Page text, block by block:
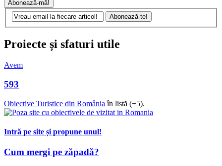
Proiecte și sfaturi utile
Avem
593
Obiective Turistice din România în listă (+5).
Intră pe site și propune unul!
Cum mergi pe zăpadă?